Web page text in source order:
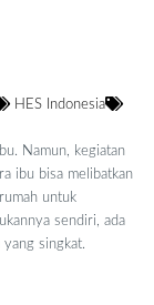
HES Indonesia
Namun, kegiatan
ibu bisa melibatkan
untuk
sendiri, ada
singkat.